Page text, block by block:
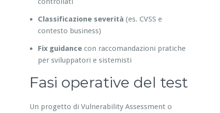
Classificazione severità (es. CVSS e
contesto business)
Fix guidancecon raccomandazioni pratiche
per sviluppatori e sistemisti
Fasi operative del test
Un progetto di Vulnerability Assessment o